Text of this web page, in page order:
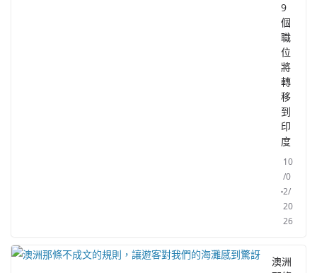
9
個
職
位
將
轉
移
到
印
度
10
/0
2/
20
26
澳洲